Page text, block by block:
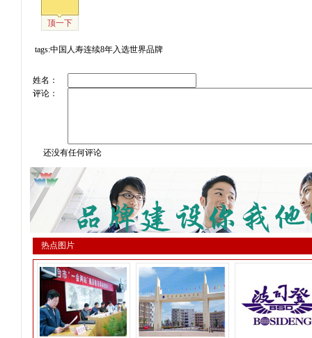
顶一下
tags:中国人寿连续8年入选世界品牌
姓名：
评论：
还没有任何评论
热点图片